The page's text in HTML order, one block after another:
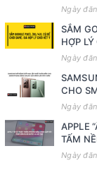
Ngày
SẮM
HỢP
Ngày
CHO
Ngày
APPLE
TẤM
Ngày